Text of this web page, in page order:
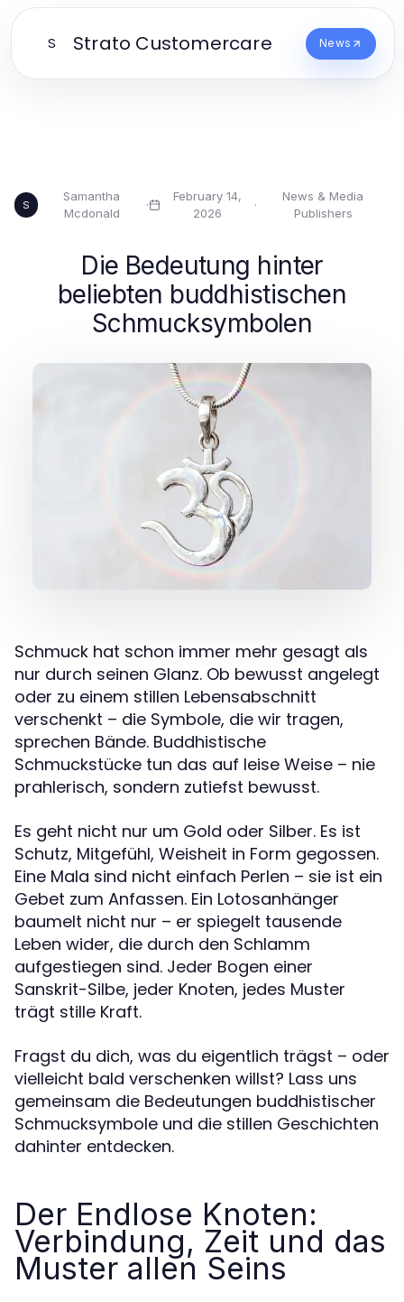
S Strato Customercare News
S
Samantha
Mcdonald
·
February 14,
2026
·
News & Media
Publishers
Die Bedeutung hinter
beliebten buddhistischen
Schmucksymbolen
Schmuck hat schon immer mehr gesagt als
nur durch seinen Glanz. Ob bewusst angelegt
oder zu einem stillen Lebensabschnitt
verschenkt – die Symbole, die wir tragen,
sprechen Bände. Buddhistische
Schmuckstücke tun das auf leise Weise – nie
prahlerisch, sondern zutiefst bewusst.
Es geht nicht nur um Gold oder Silber. Es ist
Schutz, Mitgefühl, Weisheit in Form gegossen.
Eine Mala sind nicht einfach Perlen – sie ist ein
Gebet zum Anfassen. Ein Lotosanhänger
baumelt nicht nur – er spiegelt tausende
Leben wider, die durch den Schlamm
aufgestiegen sind. Jeder Bogen einer
Sanskrit-Silbe, jeder Knoten, jedes Muster
trägt stille Kraft.
Fragst du dich, was du eigentlich trägst – oder
vielleicht bald verschenken willst? Lass uns
gemeinsam die Bedeutungen buddhistischer
Schmucksymbole und die stillen Geschichten
dahinter entdecken.
Der Endlose Knoten:
Verbindung, Zeit und das
Muster allen Seins